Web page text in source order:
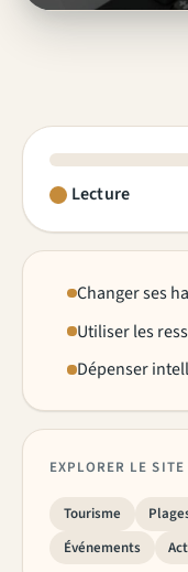
Lecture
Changer ses
Utiliser les
Dépenser
EXPLORER LE SITE
Tourisme
Événements